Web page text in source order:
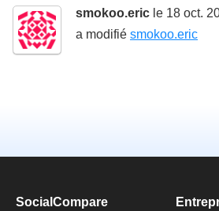
smokoo.eric le 18 oct.
a modifié smokoo.eric
SocialCompare